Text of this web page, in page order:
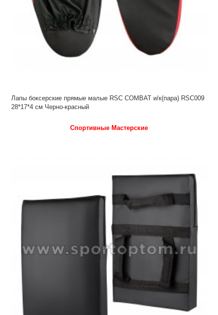
Лапы боксерские прямые малые RSC COMBAT и/к(пара) RSC009
28*17*4 см Черно-красный
Спортивные Мастерские